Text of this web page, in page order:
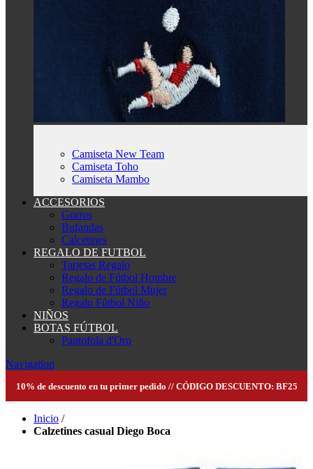
Camiseta New Team
Camiseta Toho
Camiseta Mambo
ACCESORIOS
Gorros
Bufandas
Calcetines
REGALO DE FUTBOL
Tarjetas Regalo
Regalo de Fútbol Hombre
Regalo de Fútbol Mujer
Regalo Fútbol Niño
NIÑOS
BOTAS FÚTBOL
Pantofola d'Oro
Navigation
10% de descuento en tu primer pedido // CÓDIGO DESCUENTO: BF25
Inicio /
Calzetines casual Diego Boca